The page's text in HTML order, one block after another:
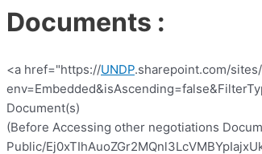
Documents :
<a href="https://UNDP.sharepoint.com/
Document(s)
(Before Accessing other negotiations
Public/